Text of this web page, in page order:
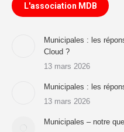
L'association MDB
Municipales : les
Cloud ?
13 mars 2026
Municipales : les
13 mars 2026
Municipales – notre